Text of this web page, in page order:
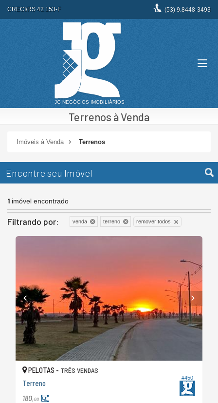
CRECI/RS 42.153-F (53) 9.8448-3493
Terrenos à Venda
Imóveis à Venda Terrenos
Encontre seu Imóvel
1 imóvel encontrado
Filtrando por: venda terreno remover todos
#450
PELOTAS - TRÊS VENDAS
Terreno
180,00